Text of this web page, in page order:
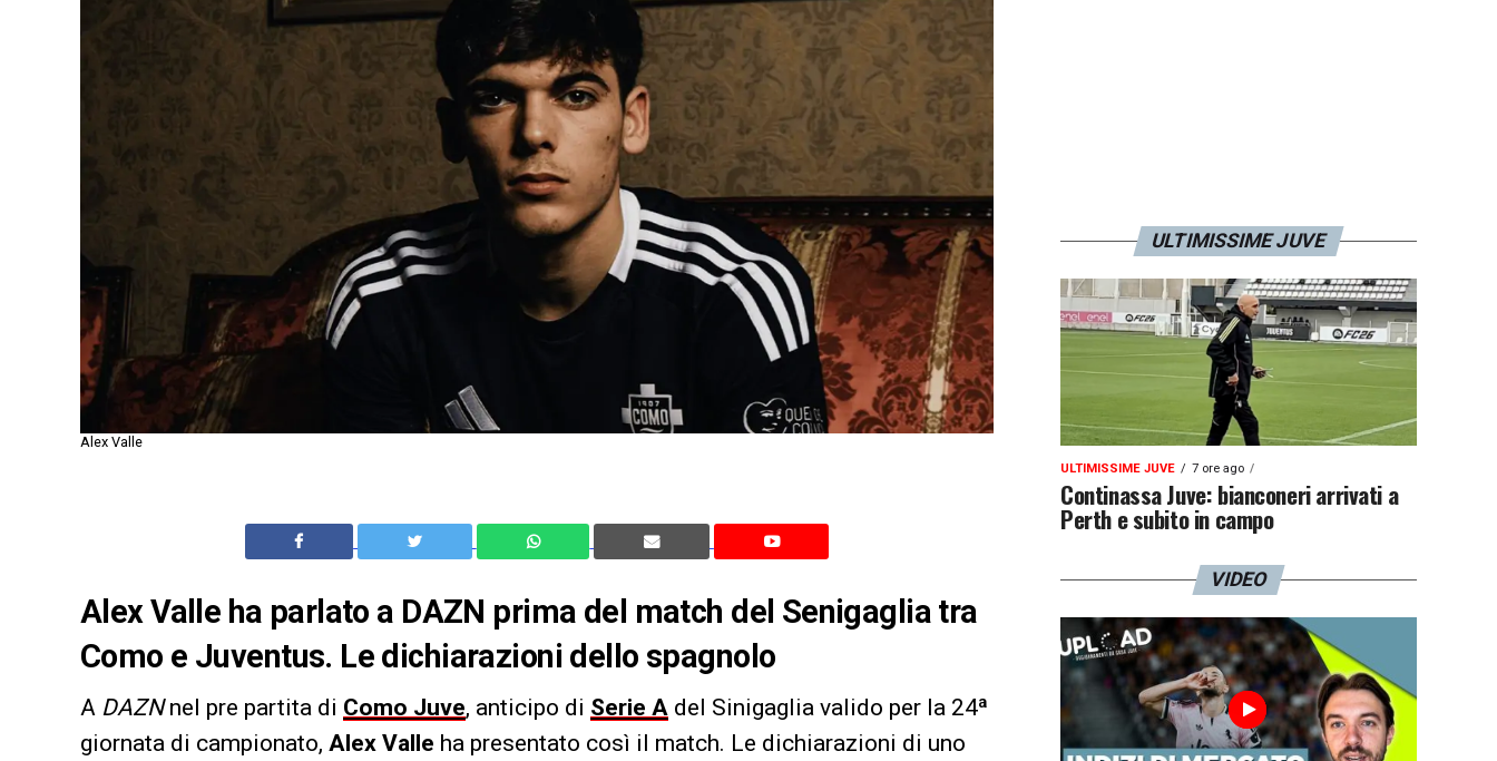
Alex Valle
Alex Valle ha parlato a DAZN prima del match del Senigaglia tra
Como e Juventus. Le dichiarazioni dello spagnolo
A DAZNnel pre partita di Como Juve, anticipo di Serie A del Sinigaglia valido per la 24ª
giornata di campionato, Alex Valle ha presentato così il match. Le dichiarazioni di uno
ULTIMISSIME JUVE
ULTIMISSIME JUVE 7 ore ago
Continassa Juve: bianconeri arrivati a
Perth e subito in campo
VIDEO